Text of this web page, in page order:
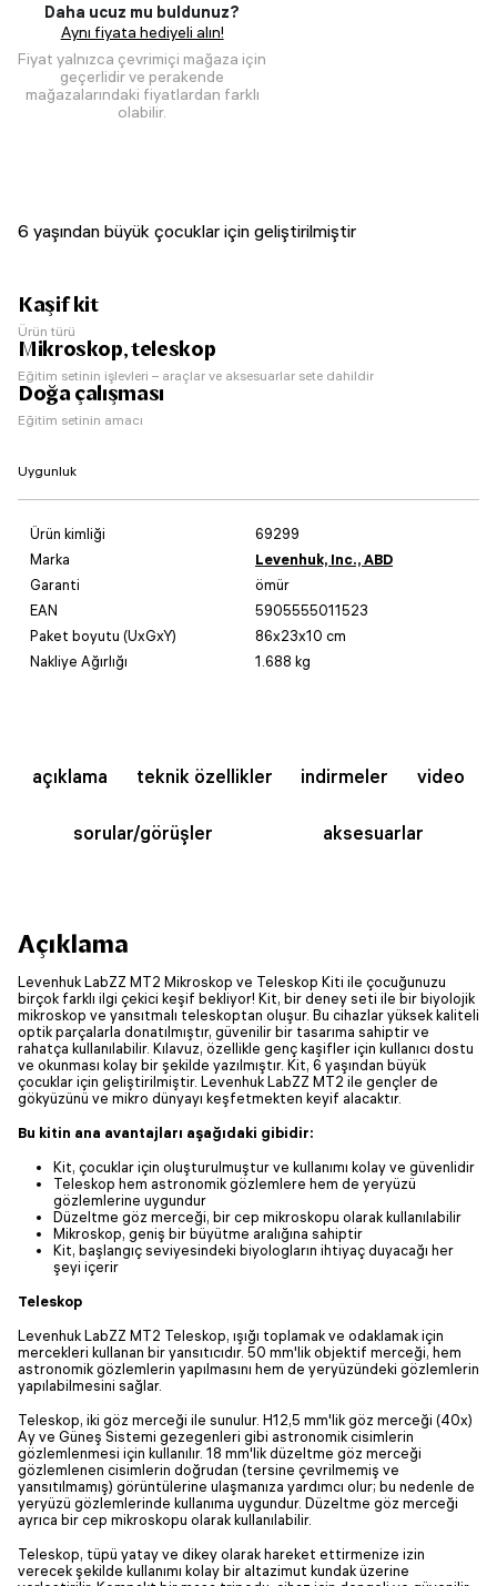
Daha ucuz mu buldunuz?
Aynı fiyata hediyeli alın!
Fiyat yalnızca çevrimiçi mağaza için
geçerlidir ve perakende
mağazalarındaki fiyatlardan farklı
olabilir.
6 yaşından büyük çocuklar için geliştirilmiştir
Kaşif kit
Ürün türü
Mikroskop, teleskop
Eğitim setinin işlevleri – araçlar ve aksesuarlar sete dahildir
Doğa çalışması
Eğitim setinin amacı
Uygunluk
Ürün kimliği
69299
Marka
Levenhuk, Inc., ABD
Garanti
ömür
EAN
5905555011523
Paket boyutu (UxGxY)
86x23x10 cm
Nakliye Ağırlığı
1.688 kg
açıklama teknik özellikler indirmeler video
sorular/görüşler aksesuarlar
Açıklama
Levenhuk LabZZ MT2 Mikroskop ve Teleskop Kiti ile çocuğunuzu
birçok farklı ilgi çekici keşif bekliyor! Kit, bir deney seti ile bir biyolojik
mikroskop ve yansıtmalı teleskoptan oluşur. Bu cihazlar yüksek kaliteli
optik parçalarla donatılmıştır, güvenilir bir tasarıma sahiptir ve
rahatça kullanılabilir. Kılavuz, özellikle genç kaşifler için kullanıcı dostu
ve okunması kolay bir şekilde yazılmıştır. Kit, 6 yaşından büyük
çocuklar için geliştirilmiştir. Levenhuk LabZZ MT2 ile gençler de
gökyüzünü ve mikro dünyayı keşfetmekten keyif alacaktır.
Bu kitin ana avantajları aşağıdaki gibidir:
Kit, çocuklar için oluşturulmuştur ve kullanımı kolay ve güvenlidir
Teleskop hem astronomik gözlemlere hem de yeryüzü
gözlemlerine uygundur
Düzeltme göz merceği, bir cep mikroskopu olarak kullanılabilir
Mikroskop, geniş bir büyütme aralığına sahiptir
Kit, başlangıç seviyesindeki biyologların ihtiyaç duyacağı her
şeyi içerir
Teleskop
Levenhuk LabZZ MT2 Teleskop, ışığı toplamak ve odaklamak için
mercekleri kullanan bir yansıtıcıdır. 50 mm'lik objektif merceği, hem
astronomik gözlemlerin yapılmasını hem de yeryüzündeki gözlemlerin
yapılabilmesini sağlar.
Teleskop, iki göz merceği ile sunulur. H12,5 mm'lik göz merceği (40x)
Ay ve Güneş Sistemi gezegenleri gibi astronomik cisimlerin
gözlemlenmesi için kullanılır. 18 mm'lik düzeltme göz merceği
gözlemlenen cisimlerin doğrudan (tersine çevrilmemiş ve
yansıtılmamış) görüntülerine ulaşmanıza yardımcı olur; bu nedenle de
yeryüzü gözlemlerinde kullanıma uygundur. Düzeltme göz merceği
ayrıca bir cep mikroskopu olarak kullanılabilir.
Teleskop, tüpü yatay ve dikey olarak hareket ettirmenize izin
verecek şekilde kullanımı kolay bir altazimut kundak üzerine